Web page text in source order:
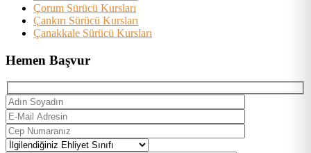
Çorum Sürücü Kursları
Çankırı Sürücü Kursları
Çanakkale Sürücü Kursları
Hemen Başvur